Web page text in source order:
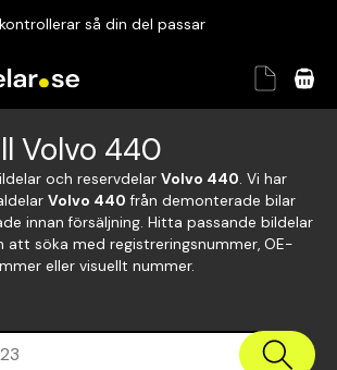
så din del passar
Garanterad passform
Volvo 440
och reservdelar Volvo 440. Vi har
Volvo 440 från demonterade bilar
innan försäljning. Hitta passande bildelar
att söka med registreringsnummer, OE-
eller visuellt nummer.